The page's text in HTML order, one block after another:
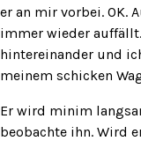
er an mir vorbei. OK.
immer wieder
hintereinander und
meinem schicken
Er wird minim
beobachte ihn. Wird